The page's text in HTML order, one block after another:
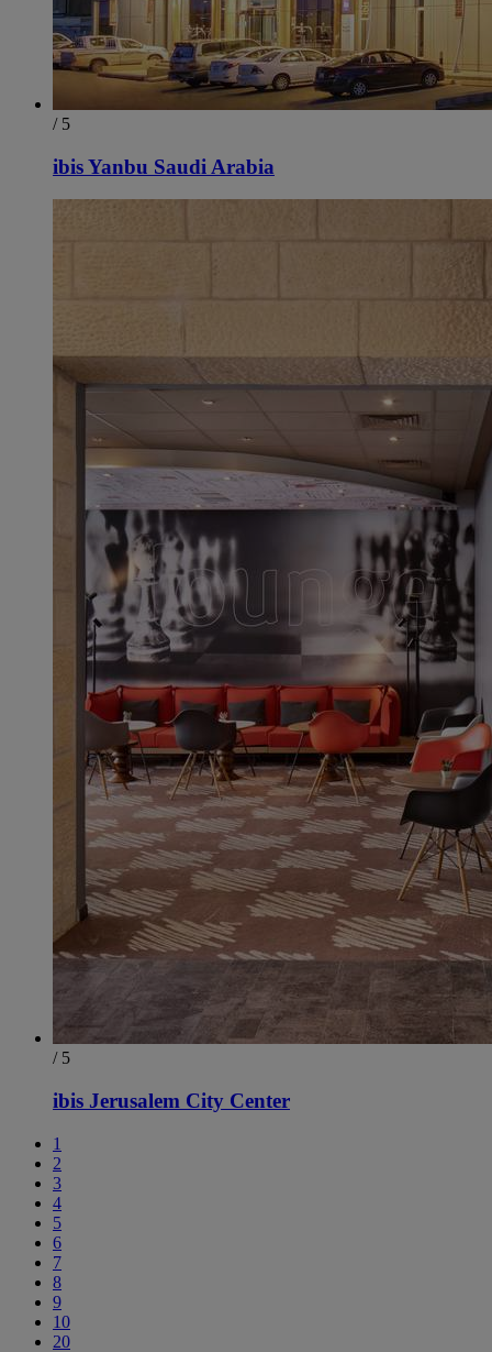
/ 5
ibis Yanbu Saudi Arabia
/ 5
ibis Jerusalem City Center
1
2
3
4
5
6
7
8
9
10
20